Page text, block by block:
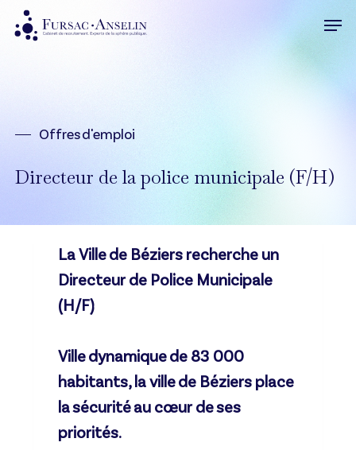
Skip
Offres d'emploi
Directeur de la police municipale (F/H)
La Ville de Béziers recherche un
Directeur de Police Municipale
(H/F)
Ville dynamique de 83 000
habitants, la ville de Béziers place
la sécurité au cœur de ses
priorités.